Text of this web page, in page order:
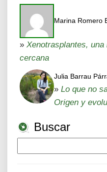
Marina Romero
» Xenotrasplantes,
cercana
Julia Barrau
» Lo que no
Origen y
Buscar